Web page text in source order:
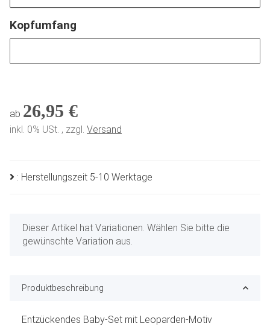
Kopfumfang
ab 26,95 €
inkl. 0% USt. , zzgl. Versand
: Herstellungszeit 5-10 Werktage
x
Dieser Artikel hat Variationen. Wählen Sie bitte die
gewünschte Variation aus.
Produktbeschreibung
Entzückendes Baby-Set mit Leoparden-Motiv